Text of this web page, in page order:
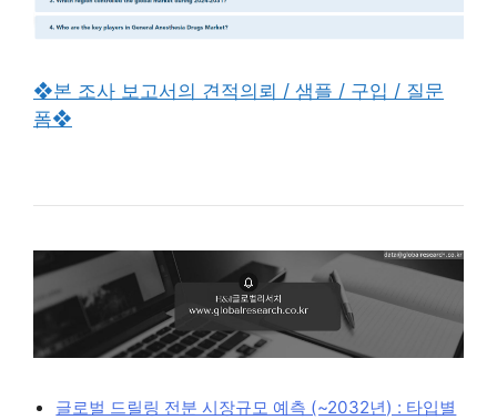
❖본 조사 보고서의 견적의뢰 / 샘플 / 구입 / 질문
폼❖
글로벌 드릴링 전분 시장규모 예측 (~2032년) : 타입별